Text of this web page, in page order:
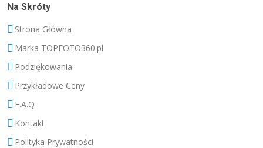
Na Skróty
Strona Główna
Marka TOPFOTO360.pl
Podziękowania
Przykładowe Ceny
F.A.Q
Kontakt
Polityka Prywatności